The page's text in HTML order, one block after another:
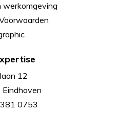
werkomgeving
12
0753